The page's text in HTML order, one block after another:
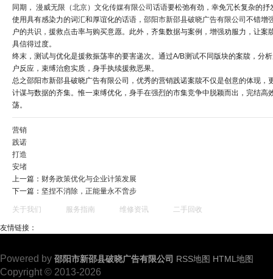
同期， 漫威无限（北京）文化传媒有限公司话语要松弛有劲，幸免冗长复杂的抒
使用具有感染力的词汇和厚谊化的话语， 邵阳市新邵县破晓广告有限公司不错增
户的共识，援救点击率与购买意愿。此外，齐集数据与案例，增强劝服力，让案
具信得过度。
终末，测试与优化是援救振荡率的要害递次。通过A/B测试不同版块的案牍，分
户反应，束缚治愈实质，身手执续援救恶果。
总之邵阳市新邵县破晓广告有限公司，优秀的营销践诺案牍不仅是创意的体现，
计谋与数据的齐集。惟一束缚优化，身手在强烈的市集竞争中脱颖而出，完结高
荡。
营销
践诺
打造
安堵
上一篇： 财务政策优化与企业计策发展
下一篇： 坚捏不消除，正能量永不啻步
关于我们 服务指南 维修资讯 二手回收
友情链接：
Powered by 邵阳市新邵县破晓广告有限公司 RSS地图 HTML地图
Copyright © 2013-2026